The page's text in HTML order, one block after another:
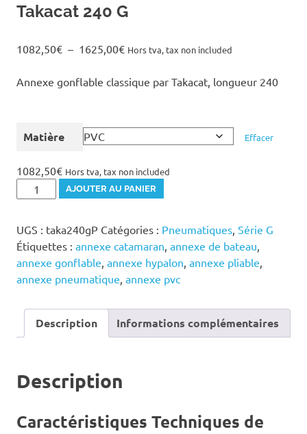
Takacat 240 G
1082,50€ – 1625,00€Plage
prix :
1625,00€
Hors tva, tax non included
Annexe gonflable classique par Takacat, longueur 240
Matière Effacer
1082,50€ Hors tva, tax non included
quantité
de
240
G
AJOUTER AU PANIER
UGS : taka240gP Catégories : Pneumatiques Série G
Étiquettes : annexe catamaran annexe de bateau
annexe gonflable annexe hypalon annexe pliable
annexe pneumatique annexe pvc
Description Informations complémentaires
Description
Caractéristiques Techniques de